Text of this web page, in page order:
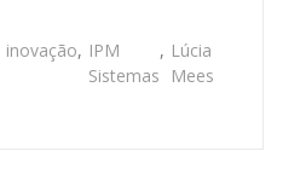
inovação, IPM
Sistemas
, Lúcia
Mees